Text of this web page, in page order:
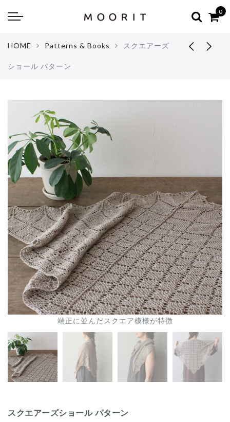
Back
編み物はじめて教室：棒針編
Errata お詫びと訂正
Back
Knitting kit
Patterns & Books
0
HOME Patterns & Books スクエアーズ
ショール パターン
端正に並んだスクエア模様が特徴
スクエアーズショール パターン